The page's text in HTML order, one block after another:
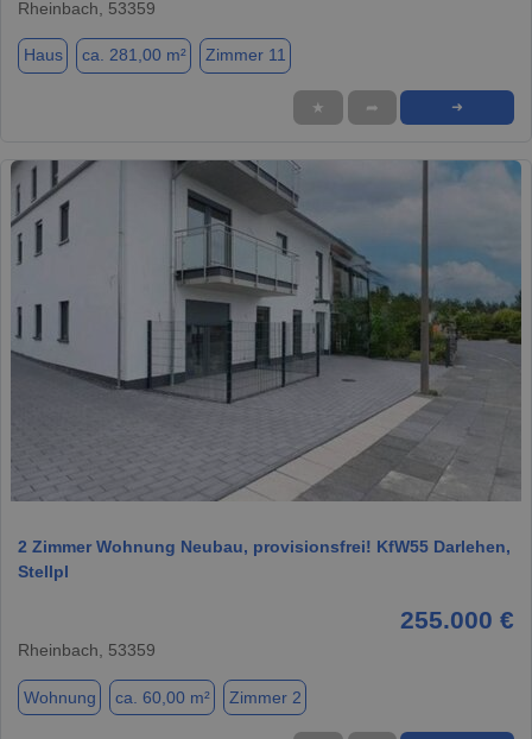
Rheinbach, 53359
Haus ca. 281,00 m² Zimmer 11
★ ➦ ➜
2 Zimmer Wohnung Neubau, provisionsfrei! KfW55 Darlehen,
Stellpl
255.000 €
Rheinbach, 53359
Wohnung ca. 60,00 m² Zimmer 2